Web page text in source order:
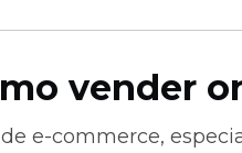
vender
e-commerce,